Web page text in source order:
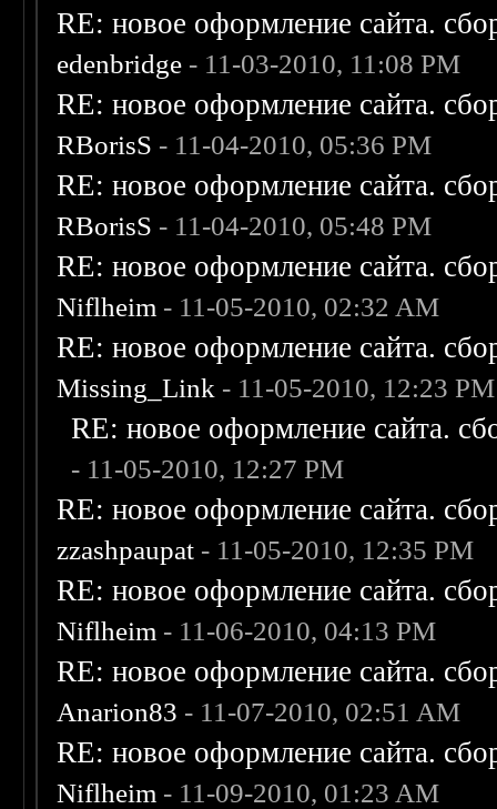
RE: новое оформление сайта.
edenbridge - 11-03-2010, 11:08 PM
RE: новое оформление сайта.
RBorisS - 11-04-2010, 05:36 PM
RE: новое оформление сайта.
RBorisS - 11-04-2010, 05:48 PM
RE: новое оформление сайта.
Niflheim - 11-05-2010, 02:32 AM
RE: новое оформление сайта.
Missing_Link - 11-05-2010, 12:23 PM
RE: новое оформление сайта.
- 11-05-2010, 12:27 PM
RE: новое оформление сайта.
zzashpaupat - 11-05-2010, 12:35 PM
RE: новое оформление сайта.
Niflheim - 11-06-2010, 04:13 PM
RE: новое оформление сайта.
Anarion83 - 11-07-2010, 02:51 AM
RE: новое оформление сайта.
Niflheim - 11-09-2010, 01:23 AM